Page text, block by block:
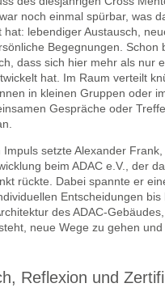
noch einmal spürbar, was
hat: lebendiger Austausch,
Begegnungen. Schon
dass sich hier mehr als nur
hat. Im Raum verteilt
in kleinen Gruppen oder
Gespräche oder
Impuls setzte Alexander
beim ADAC e.V., der
rückte. Dabei spannte er
Entscheidungen bis
des ADAC-
neue Wege zu gehen
Reflexion und